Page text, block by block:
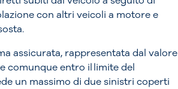
con altri veicoli a motore e
assicurata, rappresentata dal valore
comunque entro il limite del
un massimo di due sinistri coperti